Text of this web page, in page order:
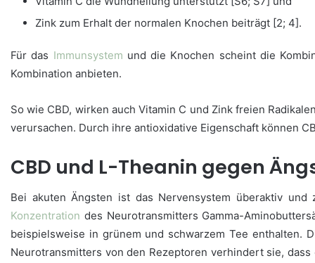
Zink zum Erhalt der normalen Knochen beiträgt [2; 4].
Für das Immunsystem und die Knochen scheint die
Kombination anbieten.
So wie CBD, wirken auch Vitamin C und Zink freien
verursachen. Durch ihre antioxidative Eigenschaft können
CBD und L-Theanin gegen
Bei akuten Ängsten ist das Nervensystem überaktiv
Konzentration des Neurotransmitters Gamma-
beispielsweise in grünem und schwarzem Tee enthalten.
Neurotransmitters von den Rezeptoren verhindert sie,